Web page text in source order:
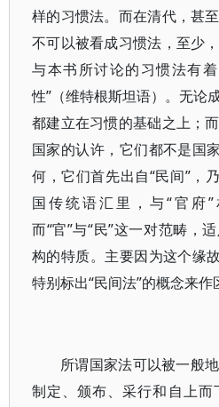
样的习惯法。而在清代，甚
不可以被看成习惯法，至少
与本书所讨论的习惯法有
性”（维特根斯坦语）。无论
都建立在习惯的基础之上；
国家的认许，它们都不是国
何，它们首先出自“民间”，
国传统语汇里，与“官府”
而“官”与“民”这一对范畴，
构的特质。主要因为这个缘
特别标出“民间法”的概念来作
所谓国家法可以被一般
制定、颁布、采行和自上